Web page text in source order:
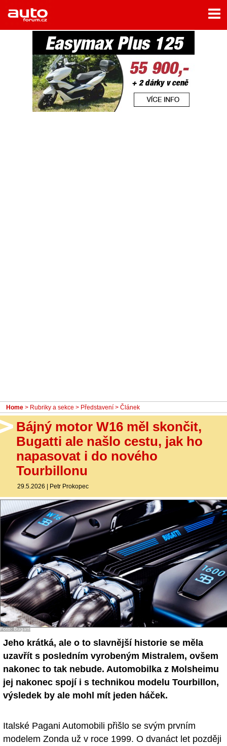
Home
Rubriky
- Jízdní dojmy a další testy
- Bleskovky
Home > Rubriky a sekce > Představení > Článek
Bájný motor W16 měl skončit,
Bugatti ale našlo cestu, jak ho
napasovat i do nového
Tourbillonu
29.5.2026 | Petr Prokopec
Foto: Bugatti
Jeho krátká, ale o to slavnější historie se měla
uzavřít s posledním vyrobeným Mistralem, ovšem
nakonec to tak nebude. Automobilka z Molsheimu
jej nakonec spojí i s technikou modelu Tourbillon,
výsledek by ale mohl mít jeden háček.
Italské Pagani Automobili přišlo se svým prvním
modelem Zonda už v roce 1999. O dvanáct let později